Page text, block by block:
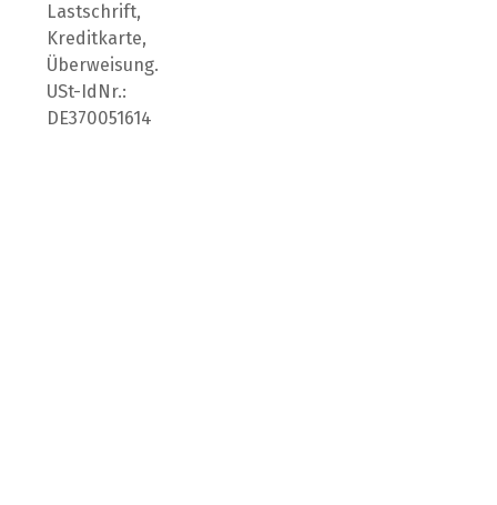
Lastschrift,
Kreditkarte,
Überweisung.
USt-IdNr.:
DE370051614